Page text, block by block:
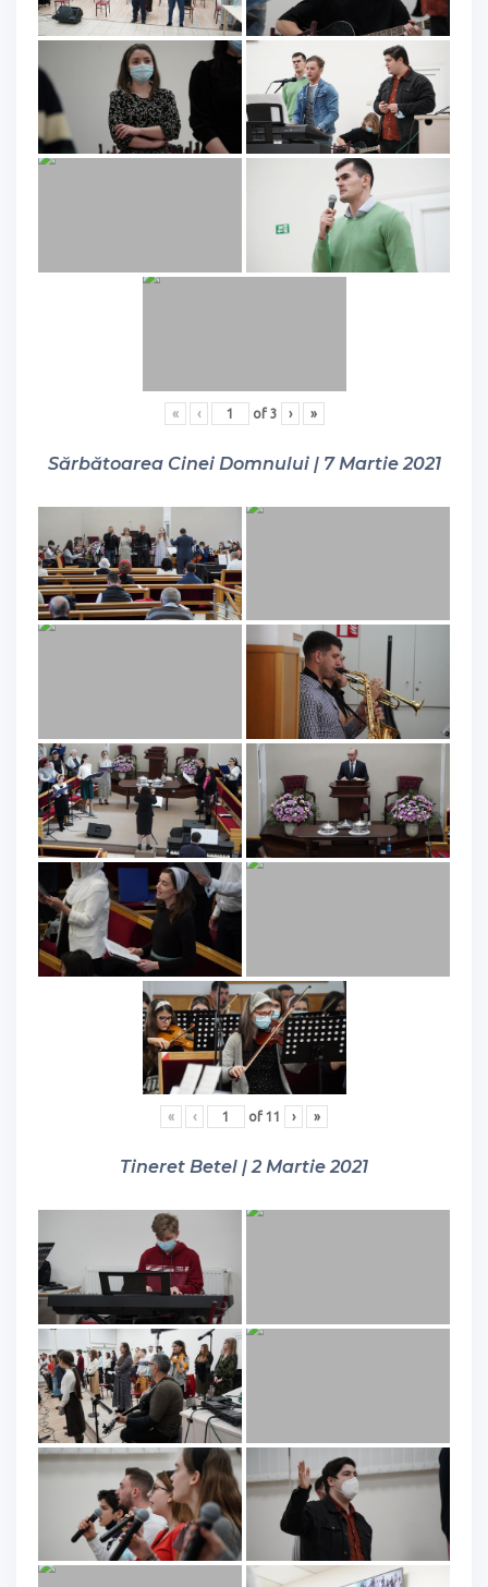
« ‹ of 3 › »
Sărbătoarea Cinei Domnului | 7 Martie 2021
« ‹ of 11 › »
Tineret Betel | 2 Martie 2021